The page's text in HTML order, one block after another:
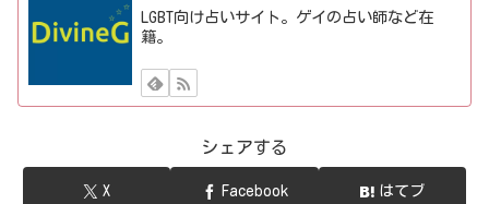
LGBT向け占いサイト。ゲイの占い師など在
籍。
シェアする
X Facebook はてブ